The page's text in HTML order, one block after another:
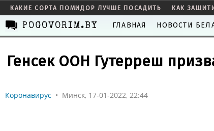
КАКИЕ СОРТА ПОМИДОР ЛУЧШЕ ПОСАДИТЬ КАК
POGOVORIM.BY ГЛАВНАЯ НОВОСТИ
Генсек ООН Гутерреш
Коронавирус • Минск, 17-01-2022, 22:44